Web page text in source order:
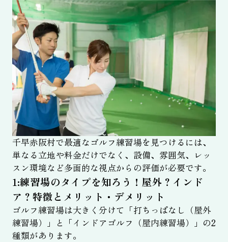
千早赤阪村で最適なゴルフ練習場を見つけるには、
単なる立地や料金だけでなく、設備、雰囲気、レッ
スン環境など多面的な視点からの評価が必要です。
1:練習場のタイプを知ろう！屋外？インド
ア？特徴とメリット・デメリット
ゴルフ練習場は大きく分けて「打ちっぱなし（屋外
練習場）」と「インドアゴルフ（屋内練習場）」の2
種類があります。